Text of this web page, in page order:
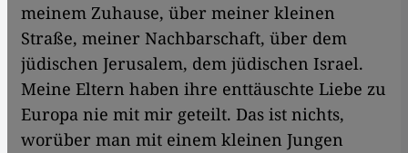
meinem Zuhause, über meiner kleinen
Straße, meiner Nachbarschaft, über dem
jüdischen Jerusalem, dem jüdischen Israel.
Meine Eltern haben ihre enttäuschte Liebe zu
Europa nie mit mir geteilt. Das ist nichts,
worüber man mit einem kleinen Jungen